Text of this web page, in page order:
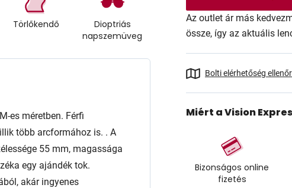
Törlőkendő
Dioptriás
napszemüveg
es méretben. Férfi
több arcformához is. . A
55 mm, magassága
egy ajándék tok.
akár ingyenes
Az outlet ár más
össze, így az aktuális
Bolti elérhetőség
Miért a Vision
Bizonságos online
fizetés